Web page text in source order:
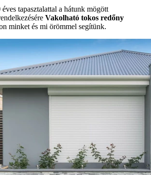
tapasztalattal a hátunk mögött
Vakolható tokos redőny
minket és mi örömmel segítünk.